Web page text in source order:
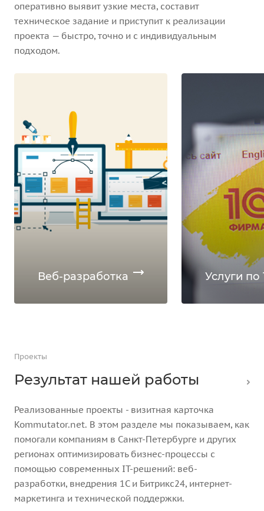
оперативно выявит узкие места, составит
техническое задание и приступит к реализации
проекта — быстро, точно и с индивидуальным
подходом.
Веб-разработка Услуги по
Проекты
Результат нашей работы
Реализованные проекты - визитная карточка
Kommutator.net. В этом разделе мы показываем, как
помогали компаниям в Санкт-Петербурге и других
регионах оптимизировать бизнес-процессы с
помощью современных IT-решений: веб-
разработки, внедрения 1С и Битрикс24, интернет-
маркетинга и технической поддержки.